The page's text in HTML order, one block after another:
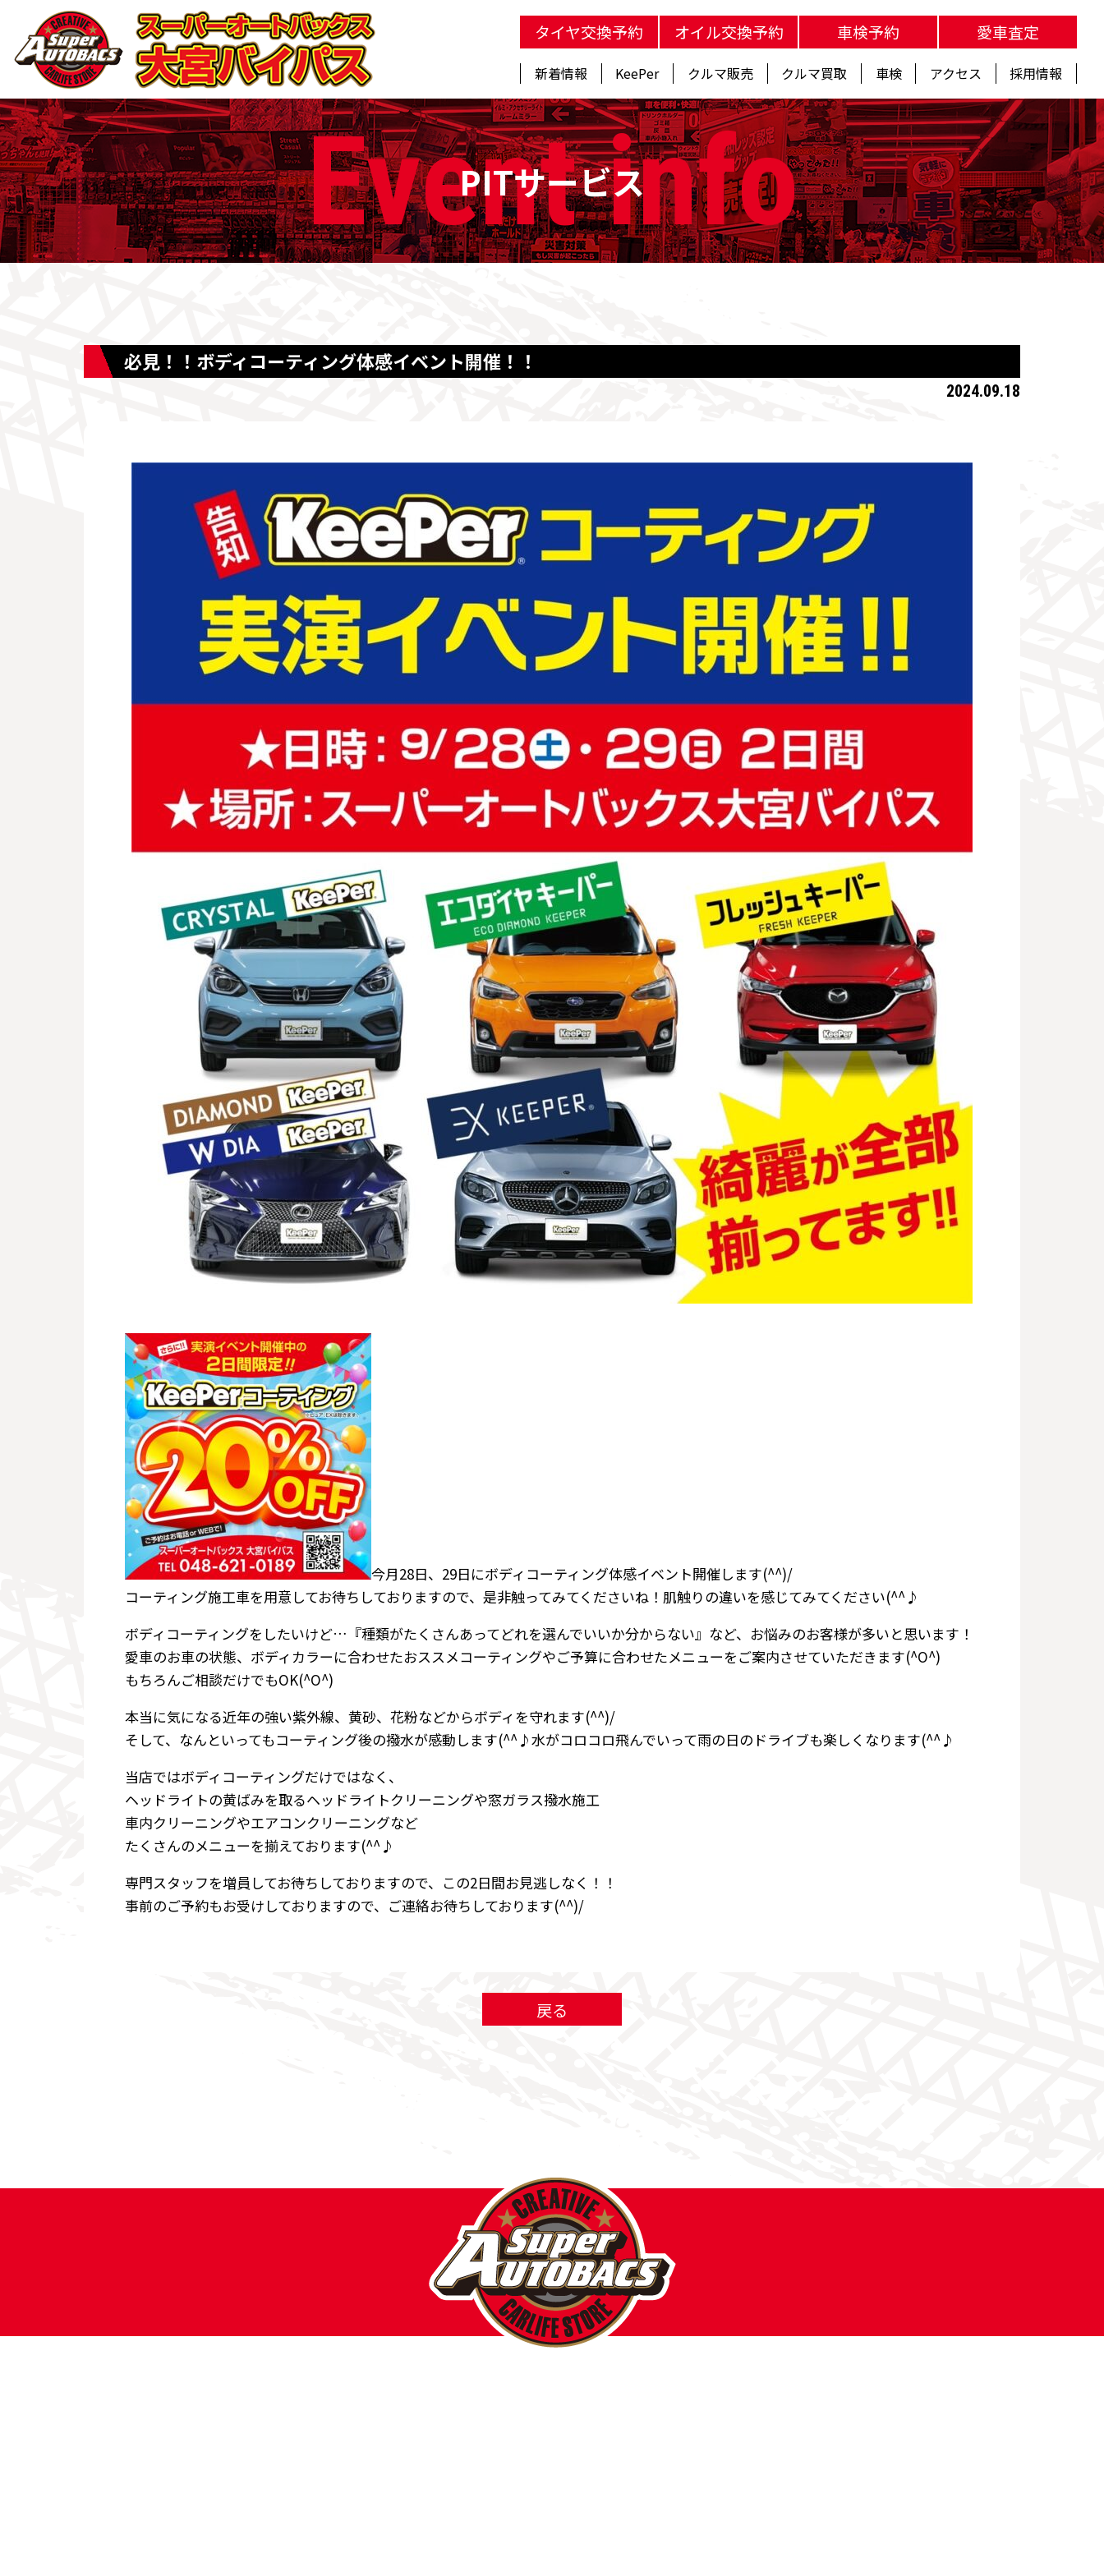
タイヤ交換予約 オイル交換予約 車検予約 愛車査定
新着情報 KeePer クルマ販売 クルマ買取 車検 アクセス 採用情報
Eventinfo
PITサービス
必見！！ボディコーティング体感イベント開催！！
2024.09.18
今月28日、29日にボディコーティング体感イベント開催します(^^)/
コーティング施工車を用意してお待ちしておりますので、是非触ってみてくださいね！肌触りの違いを感じてみてください(^^♪
ボディコーティングをしたいけど…『種類がたくさんあってどれを選んでいいか分からない』など、お悩みのお客様が多いと思います！
愛車のお車の状態、ボディカラーに合わせたおススメコーティングやご予算に合わせたメニューをご案内させていただきます(^O^)
もちろんご相談だけでもOK(^O^)
本当に気になる近年の強い紫外線、黄砂、花粉などからボディを守れます(^^)/
そして、なんといってもコーティング後の撥水が感動します(^^♪水がコロコロ飛んでいって雨の日のドライブも楽しくなります(^^♪
当店ではボディコーティングだけではなく、
ヘッドライトの黄ばみを取るヘッドライトクリーニングや窓ガラス撥水施工
車内クリーニングやエアコンクリーニングなど
たくさんのメニューを揃えております(^^♪
専門スタッフを増員してお待ちしておりますので、この2日間お見逃しなく！！
事前のご予約もお受けしておりますので、ご連絡お待ちしております(^^)/
戻る